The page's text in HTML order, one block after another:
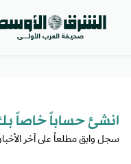
انشئ حساباً خاصاً
سجل وابق مطلعاً على آخر